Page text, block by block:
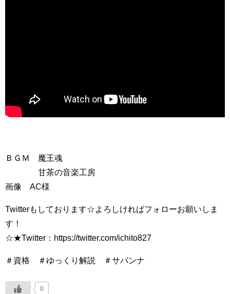
ＢＧＭ 魔王魂
甘茶の音楽工房
画像 AC様
Twitterもしております☆よろしければフォローお願いしま
す！
☆★Twitter：https://twitter.com/ichito827
＃資格 ＃ゆっくり解説 ＃サバンナ
0